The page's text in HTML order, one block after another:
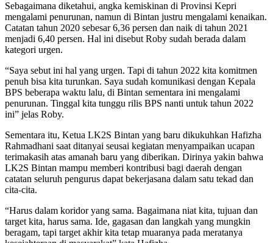
Sebagaimana diketahui, angka kemiskinan di Provinsi Kepri
mengalami penurunan, namun di Bintan justru mengalami kenaikan.
Catatan tahun 2020 sebesar 6,36 persen dan naik di tahun 2021
menjadi 6,40 persen. Hal ini disebut Roby sudah berada dalam
kategori urgen.
“Saya sebut ini hal yang urgen. Tapi di tahun 2022 kita komitmen
penuh bisa kita turunkan. Saya sudah komunikasi dengan Kepala
BPS beberapa waktu lalu, di Bintan sementara ini mengalami
penurunan. Tinggal kita tunggu rilis BPS nanti untuk tahun 2022
ini” jelas Roby.
Sementara itu, Ketua LK2S Bintan yang baru dikukuhkan Hafizha
Rahmadhani saat ditanyai seusai kegiatan menyampaikan ucapan
terimakasih atas amanah baru yang diberikan. Dirinya yakin bahwa
LK2S Bintan mampu memberi kontribusi bagi daerah dengan
catatan seluruh pengurus dapat bekerjasana dalam satu tekad dan
cita-cita.
“Harus dalam koridor yang sama. Bagaimana niat kita, tujuan dan
target kita, harus sama. Ide, gagasan dan langkah yang mungkin
beragam, tapi target akhir kita tetap muaranya pada meratanya